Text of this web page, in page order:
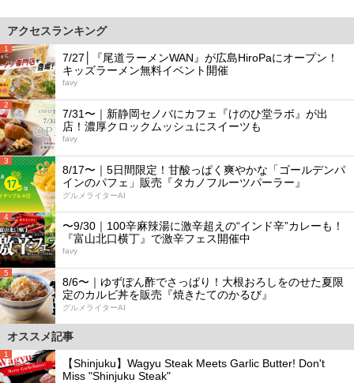
アクセスランキング
1
7/27│『尾道ラーメンWAN』が広島HiroPaにオープン！
キッズラーメン無料イベント開催
favy
2
7/31〜｜新静岡セノバにカフェ『けのひ堂ラボ』が出
店！濃厚クロックムッシュにスイーツも
favy
3
8/17〜｜5日間限定！甘酸っぱく爽やかな「ゴールデンパ
インのパフェ」販売『タカノフルーツパーラー』
グルメライターAI
4
〜9/30｜100辛麻辣湯に激辛超えの“インド辛”カレーも！
『富山北口横丁』で激辛フェス開催中
favy
5
8/6〜｜ゆずぽん酢でさっぱり！大根おろしをのせた夏限
定のカルビ丼を販売『焼きたてのかるび』
グルメライターAI
オススメ記事
1
【Shinjuku】Wagyu Steak Meets Garlic Butter! Don't
Miss "Shinjuku Steak"